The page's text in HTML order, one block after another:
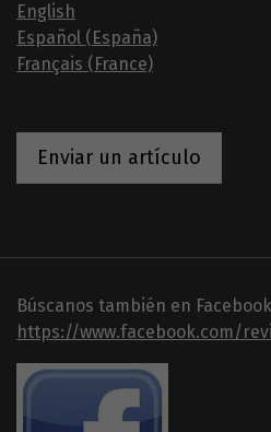
English
Español (España)
Français (France)
Enviar un artículo
Búscanos también en
https://www.facebook.com/